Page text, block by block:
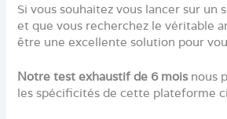
Si vous souhaitez vous lancer sur un
et que vous recherchez le véritable
être une excellente solution pour
Notre test exhaustif de 6 mois nous
les spécificités de cette plateforme